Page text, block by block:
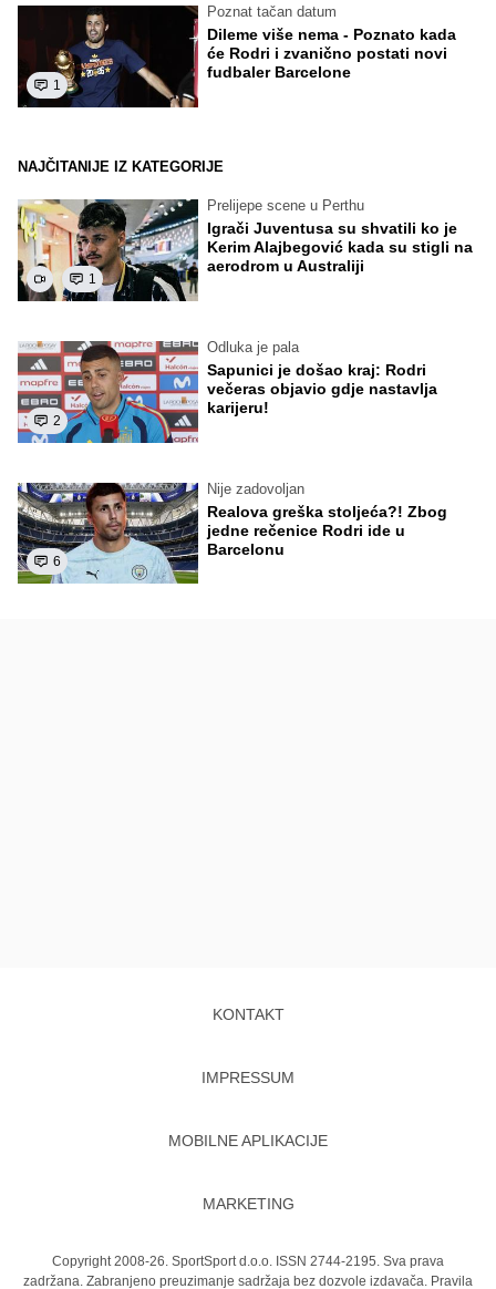
1
Poznat tačan datum
Dileme više nema - Poznato kada
će Rodri i zvanično postati novi
fudbaler Barcelone
NAJČITANIJE IZ KATEGORIJE
1
Prelijepe scene u Perthu
Igrači Juventusa su shvatili ko je
Kerim Alajbegović kada su stigli na
aerodrom u Australiji
2
Odluka je pala
Sapunici je došao kraj: Rodri
večeras objavio gdje nastavlja
karijeru!
6
Nije zadovoljan
Realova greška stoljeća?! Zbog
jedne rečenice Rodri ide u
Barcelonu
KONTAKT
IMPRESSUM
MOBILNE APLIKACIJE
MARKETING
Copyright 2008-26. SportSport d.o.o. ISSN 2744-2195. Sva prava
zadržana. Zabranjeno preuzimanje sadržaja bez dozvole izdavača. Pravila